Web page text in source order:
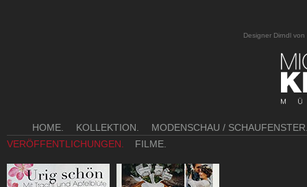
Designer Dirndl
HOME. KOLLEKTION.
MODENSCHAU /
VERÖFFENTLICHUNGEN.
FILME.